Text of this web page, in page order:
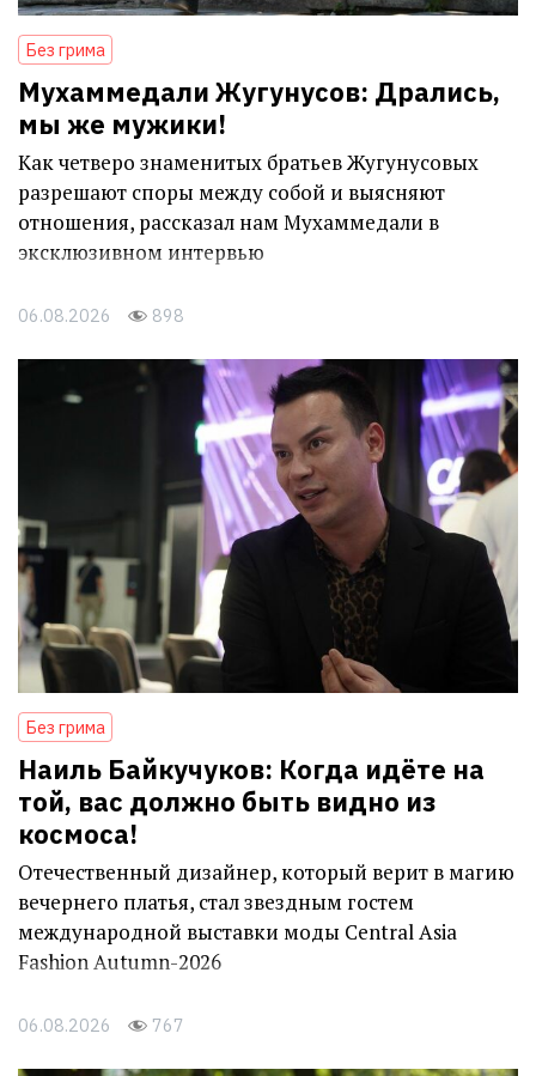
Без грима
Мухаммедали Жугунусов: Дрались,
мы же мужики!
Как четверо знаменитых братьев Жугунусовых
разрешают споры между собой и выясняют
отношения, рассказал нам Мухаммедали в
эксклюзивном интервью
06.08.2026 898
Без грима
Наиль Байкучуков: Когда идёте на
той, вас должно быть видно из
космоса!
Отечественный дизайнер, который верит в магию
вечернего платья, стал звездным гостем
международной выставки моды Central Asia
Fashion Autumn-2026
06.08.2026 767